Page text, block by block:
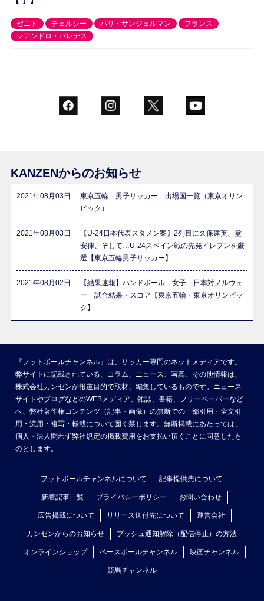
ゼニト チェルシー パリ・サンジェルマン
フランス
レアンドロ・パレデス
KANZENからのお知らせ
2021年08月03日
東京五輪 男子サッカー 出場国一覧（東京オリン
ピック）
2021年08月03日
【U-24日本代表スタメン案】2列目に久保建英、堂
安律、そして…U-24スペイン戦の先発イレブンを厳
選【東京五輪男子サッカー】
2021年08月02日
【結果速報】ハンドボール 女子 日本対ノルウェ
ー 試合結果・スコア【東京五輪・東京オリンピッ
ク】
『フットボールチャンネル』は、サッカー専門のネットメディアです。
弊サイトに記載されている、コラム、ニュース、写真、その他情報は、
株式会社カンゼンが報道目的で取材、編集しているものです。ニュース
サイトやブログなどのWEBメディア、雑誌、書籍、フリーペーパーなど
へ、弊社著作権コンテンツ（記事・画像）の無断での一部引用・全文引
用・流用・複写・転載について固く禁じます。無断掲載にあたっては、
個人・法人問わず弊社規定の掲載費用をお支払い頂くことに同意したも
のとします。
フットボールチャンネルについて 記事提供先について
新着記事一覧 プライバシーポリシー お問い合わせ
広告掲載について リリース送付先について 運営会社
カンゼンからのお知らせ プッシュ通知解除（配信停止）の方法
オンラインショップ ベースボールチャンネル 映画チャンネル
競馬チャンネル